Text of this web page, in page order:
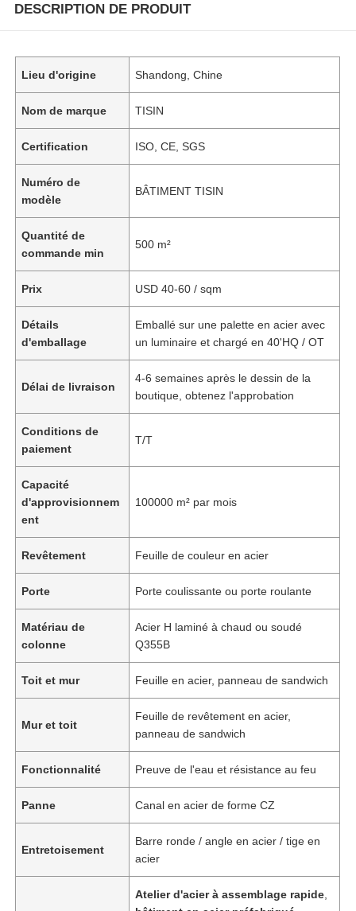
DESCRIPTION DE PRODUIT
Lieu d'origine Shandong, Chine
Nom de marque TISIN
Certification ISO, CE, SGS
Numéro de
modèle
BÂTIMENT TISIN
Quantité de
commande min
500 m²
Prix USD 40-60 / sqm
Détails
d'emballage
Emballé sur une palette en acier avec
un luminaire et chargé en 40'HQ / OT
Délai de livraison
4-6 semaines après le dessin de la
boutique, obtenez l'approbation
Conditions de
paiement
T/T
Capacité
d'approvisionnem
ent
100000 m² par mois
Revêtement Feuille de couleur en acier
Porte Porte coulissante ou porte roulante
Matériau de
colonne
Acier H laminé à chaud ou soudé
Q355B
Toit et mur Feuille en acier, panneau de sandwich
Mur et toit
Feuille de revêtement en acier,
panneau de sandwich
Fonctionnalité Preuve de l'eau et résistance au feu
Panne Canal en acier de forme CZ
Entretoisement
Barre ronde / angle en acier / tige en
acier
Atelier d'acier à assemblage rapide